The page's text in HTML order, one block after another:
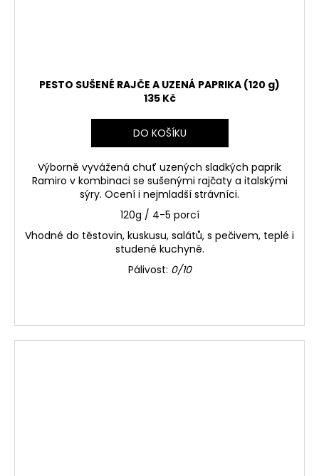
PESTO SUŠENÉ RAJČE A UZENÁ PAPRIKA (120 g)
135 Kč
DO KOŠÍKU
Výborně vyvážená chuť uzených sladkých paprik
Ramiro v kombinaci se sušenými rajčaty a italskými
sýry. Ocení i nejmladší strávníci.
120g / 4-5 porcí
Vhodné do těstovin, kuskusu, salátů, s pečivem, teplé i
studené kuchyně.
Pálivost: 0/10